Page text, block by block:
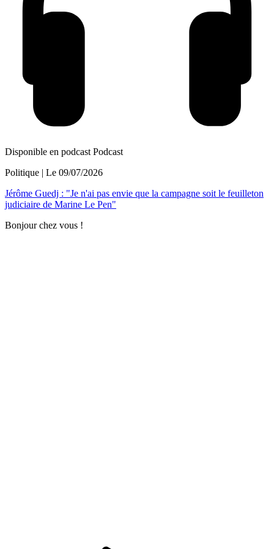
Disponible en podcast Podcast
Politique | Le 09/07/2026
Jérôme Guedj : "Je n'ai pas envie que la campagne soit le feuilleton
judiciaire de Marine Le Pen"
Bonjour chez vous !